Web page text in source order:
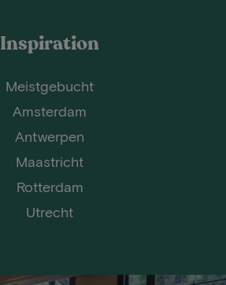
Inspiration
Meistgebucht
Amsterdam
Antwerpen
Maastricht
Rotterdam
Utrecht